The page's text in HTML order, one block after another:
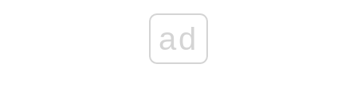
ad